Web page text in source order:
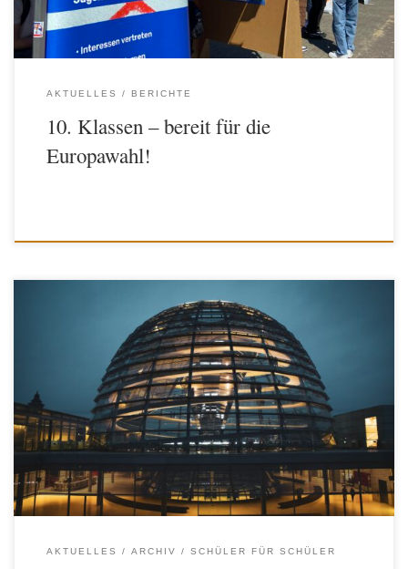
AKTUELLES BERICHTE
10. Klassen – bereit für die
Europawahl!
Anlässlich der Bundestagswahl 2021 haben wir uns gefragt, wie gut
sich Jugendliche mit der aktuellen Politik auf Bundesebene
auskennen und inwieweit sie sich wahrgenommen fühlen. Aus diesem
Grund haben wir einen Umfragebogen erstellt und diesen aufbereitet.
Nach dem Auswerten ist klar zu erkennen, dass das politische Wissen
mit steigendem Alter zunimmt. So haben wir die Schülerinnen und
Schüler gefragt, welche Parteien sie denn überhaupt kennen. Bei den
Jüngeren sind bereits einige Parteien aus dem Bundestag bekannt,
jedoch bestehen Wissenslücken bei […]
AKTUELLES ARCHIV SCHÜLER FÜR SCHÜLER